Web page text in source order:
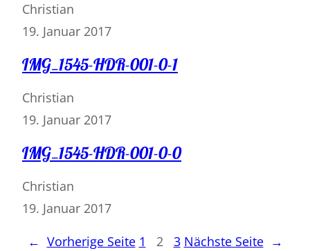
Christian
19. Januar 2017
IMG_1545-HDR-001-0-1
Christian
19. Januar 2017
IMG_1545-HDR-001-0-0
Christian
19. Januar 2017
← Vorherige Seite 1 2 3 Nächste Seite →